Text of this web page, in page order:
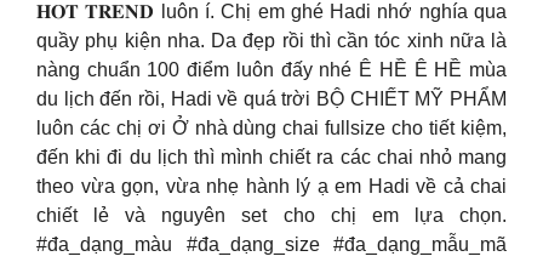
𝐇𝐎𝐓 𝐓𝐑𝐄𝐍𝐃 luôn í. Chị em ghé Hadi nhớ nghía qua
quầy phụ kiện nha. Da đẹp rồi thì cần tóc xinh nữa là
nàng chuẩn 100 điểm luôn đấy nhé Ê HỀ Ê HỀ mùa
du lịch đến rồi, Hadi về quá trời BỘ CHIẾT MỸ PHẨM
luôn các chị ơi Ở nhà dùng chai fullsize cho tiết kiệm,
đến khi đi du lịch thì mình chiết ra các chai nhỏ mang
theo vừa gọn, vừa nhẹ hành lý ạ em Hadi về cả chai
chiết lẻ và nguyên set cho chị em lựa chọn.
#đa_dạng_màu #đa_dạng_size #đa_dạng_mẫu_mã